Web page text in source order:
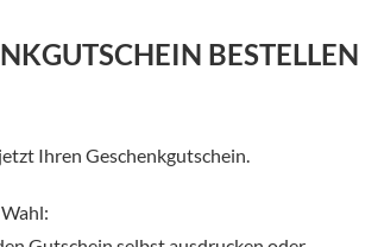
BESTELLEN
Ihren Geschenkgutschein.